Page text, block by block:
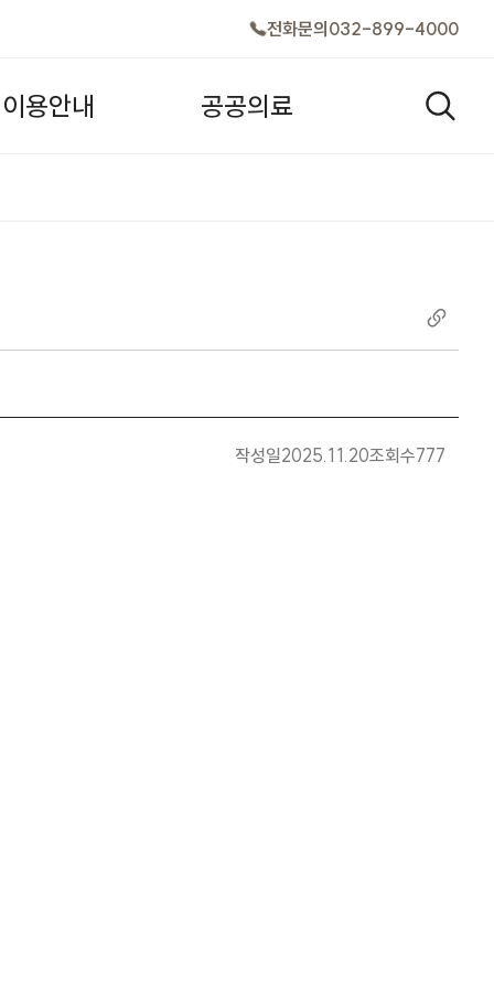
전화문의 032-899-4000
이용안내 공공의료 검색창
작성일2025.11.20조회수777